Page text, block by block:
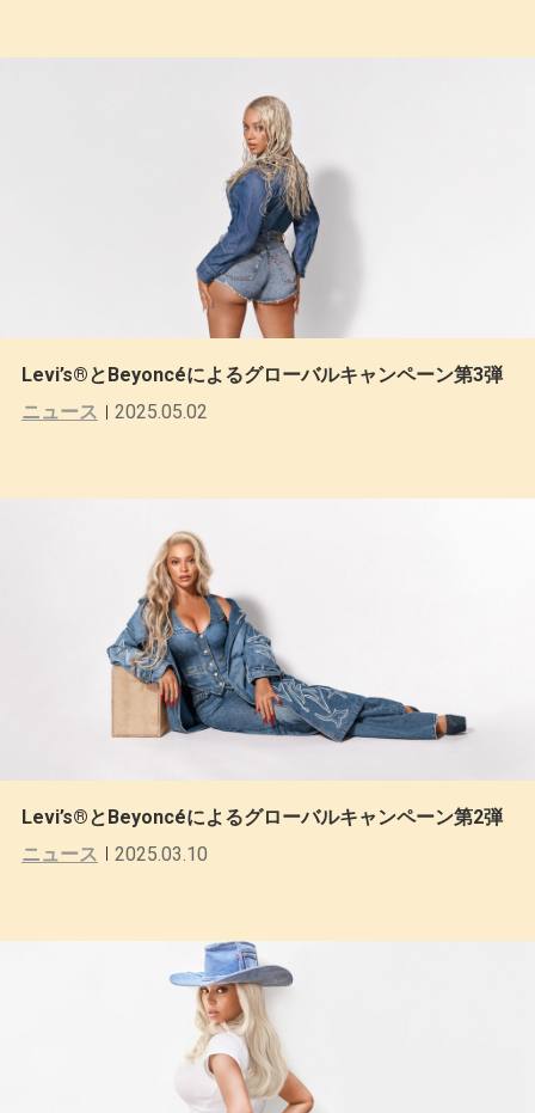
Levi’s®とBeyoncéによるグローバルキャンペーン第3弾
ニュース
2025.05.02
Levi’s®とBeyoncéによるグローバルキャンペーン第2弾
ニュース
2025.03.10